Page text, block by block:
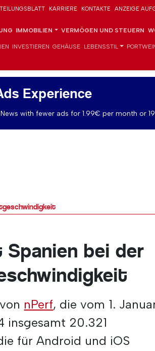
KARRIERE KONTAKTE ANZEIGE
IMMOBILIEN VERMÖGEN UND STEUERN
INVESTIEREN GEHÄUSE LEBENSSTIL
Experience
with fewer ads for 1.99€ per month or
bei der
nPerf, die vom 1.
insgesamt 20.321
für Android und iOS